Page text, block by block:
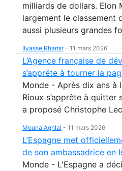
milliards de dollars. Elon
largement le classement
aussi plusieurs grandes
Ilyasse Rhamir- 11 mars 2026
L’Agence française de
s’apprête à tourner la
Monde - Après dix ans à
Rioux s’apprête à quitter
a proposé Christophe
Mouna Aghlal - 11 mars 2026
L’Espagne met
de son ambassadrice en
Monde - L'Espagne a